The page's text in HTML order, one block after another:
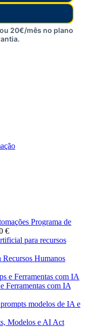
20€/mês no plano
Programa de
€
Humanos
Ferramentas com IA
Modelos e AI Act